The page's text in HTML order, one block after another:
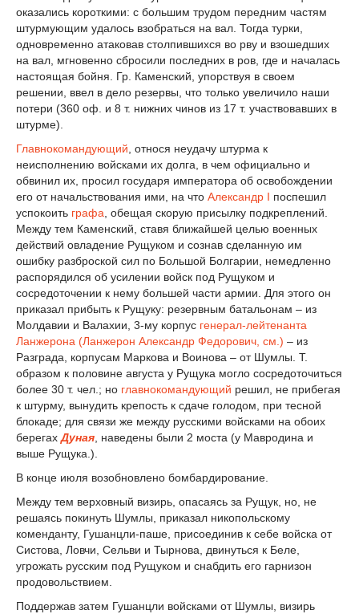
оказались короткими: с большим трудом передним частям
штурмующим удалось взобраться на вал. Тогда турки,
одновременно атаковав столпившихся во рву и взошедших
на вал, мгновенно сбросили последних в ров, где и началась
настоящая бойня. Гр. Каменский, упорствуя в своем
решении, ввел в дело резервы, что только увеличило наши
потери (360 оф. и 8 т. нижних чинов из 17 т. участвовавших в
штурме).
Главнокомандующий , относя неудачу штурма к
неисполнению войсками их долга, в чем официально и
обвинил их, просил государя императора об освобождении
его от начальствования ими, на что Александр I поспешил
успокоить графа , обещая скорую присылку подкреплений.
Между тем Каменский, ставя ближайшей целью военных
действий овладение Рущуком и сознав сделанную им
ошибку разброской сил по Большой Болгарии, немедленно
распорядился об усилении войск под Рущуком и
сосредоточении к нему большей части армии. Для этого он
приказал прибыть к Рущуку: резервным батальонам – из
Молдавии и Валахии, 3-му корпус генерал-лейтенанта
Ланжерона (Ланжерон Александр Федорович, см.) – из
Разграда, корпусам Маркова и Воинова – от Шумлы. Т.
образом к половине августа у Рущука могло сосредоточиться
более 30 т. чел.; но главнокомандующий решил, не прибегая
к штурму, вынудить крепость к сдаче голодом, при тесной
блокаде; для связи же между русскими войсками на обоих
берегахДуная , наведены были 2 моста (у Мавродина и
выше Рущука.).
В конце июля возобновлено бомбардирование.
Между тем верховный визирь, опасаясь за Рущук, но, не
решаясь покинуть Шумлы, приказал никопольскому
коменданту, Гушанцли-паше, присоединив к себе войска от
Систова, Ловчи, Сельви и Тырнова, двинуться к Беле,
угрожать русским под Рущуком и снабдить его гарнизон
продовольствием.
Поддержав затем Гушанцли войсками от Шумлы, визирь